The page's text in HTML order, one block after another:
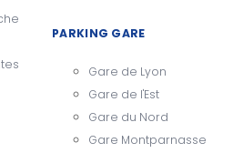
PARKING GARE
Gare de Lyon
Gare de l'Est
Gare du Nord
Gare Montparnasse